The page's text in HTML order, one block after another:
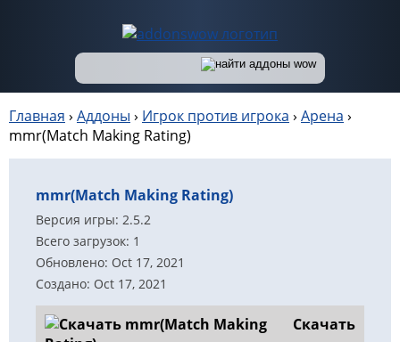
Главная › Аддоны › Игрок против игрока › Арена ›
mmr(Match Making Rating)
mmr(Match Making Rating)
Версия игры: 2.5.2
Всего загрузок: 1
Обновлено: Oct 17, 2021
Создано: Oct 17, 2021
Скачать